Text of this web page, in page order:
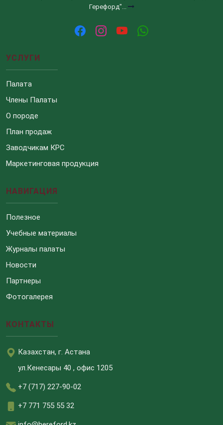
Герефорд"...
УСЛУГИ
Палата
Члены Палаты
О породе
План продаж
Заводчикам КРС
Маркетинговая продукция
НАВИГАЦИЯ
Полезное
Учебные материалы
Журналы палаты
Новости
Партнеры
Фотогалерея
КОНТАКТЫ
Казахстан, г. Астана
ул.Кенесары 40 , офис 1205
+7 (717) 227-90-02
+7 771 755 55 32